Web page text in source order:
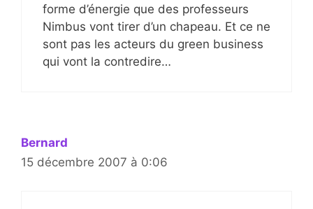
forme d’énergie que des professeurs
Nimbus vont tirer d’un chapeau. Et ce ne
sont pas les acteurs du green business
qui vont la contredire…
Bernard
15 décembre 2007 à 0:06